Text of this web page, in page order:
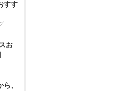
すす
お
、